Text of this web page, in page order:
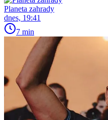
Planeta zahrady
dnes, 19:41
7 min